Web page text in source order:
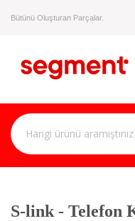
Bütünü Oluşturan Parçalar.
S-link - Telefon